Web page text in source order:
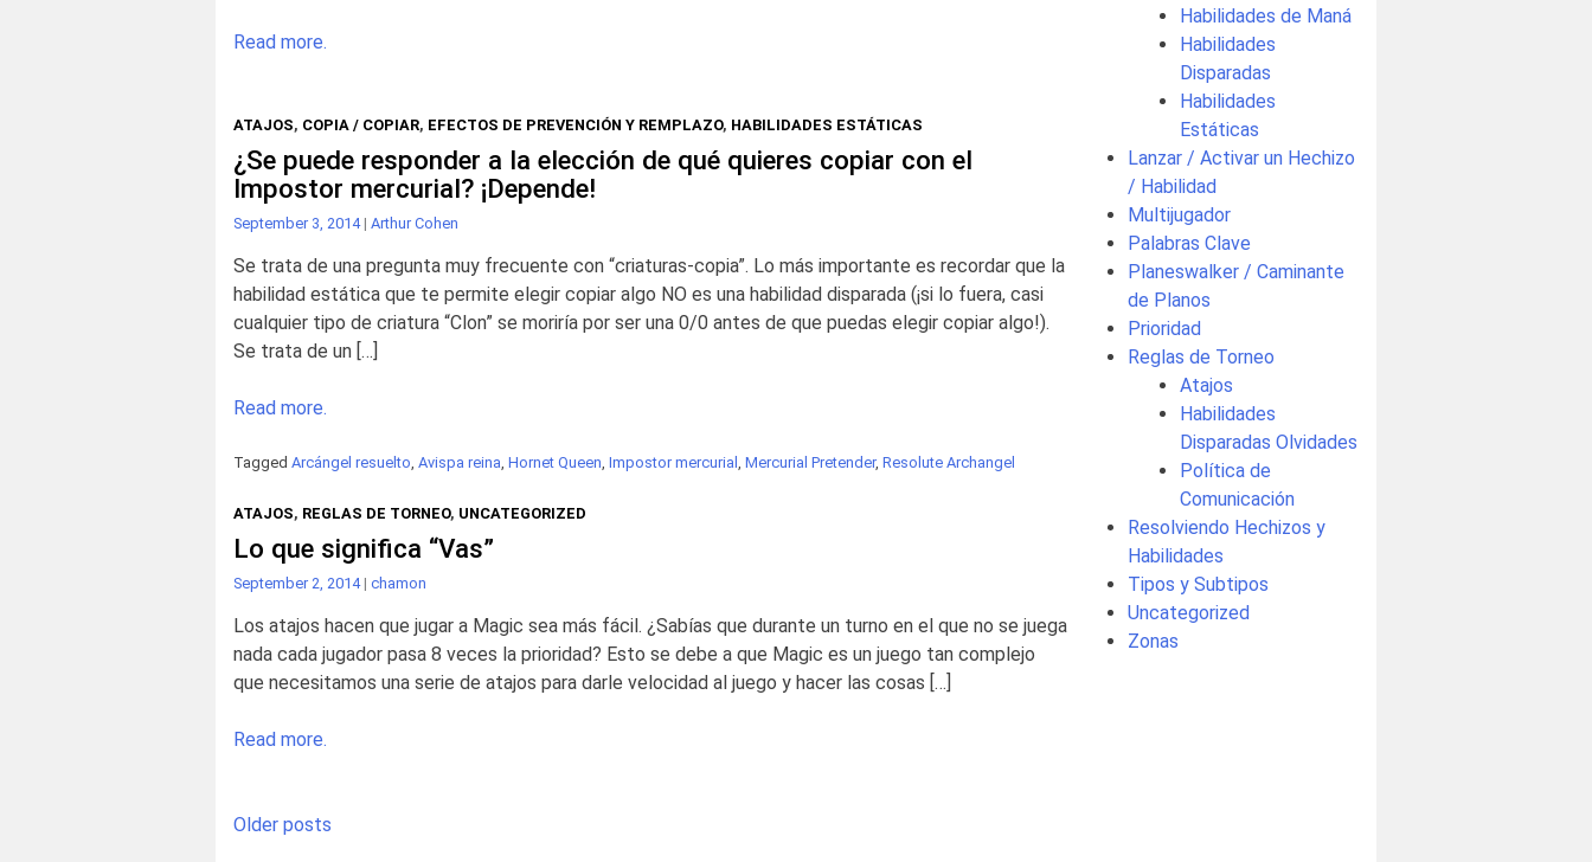
Read more.
ATAJOS, COPIA / COPIAR, EFECTOS DE PREVENCIÓN Y REMPLAZO, HABILIDADES ESTÁTICAS
¿Se puede responder a la elección de qué quieres copiar con el
Impostor mercurial? ¡Depende!
September 3, 2014 | Arthur Cohen
Se trata de una pregunta muy frecuente con “criaturas-copia”. Lo más importante es recordar que la
habilidad estática que te permite elegir copiar algo NO es una habilidad disparada (¡si lo fuera, casi
cualquier tipo de criatura “Clon” se moriría por ser una 0/0 antes de que puedas elegir copiar algo!).
Se trata de un […]
Read more.
Tagged Arcángel resuelto, Avispa reina, Hornet Queen, Impostor mercurial , Mercurial Pretender, Resolute Archangel
ATAJOS, REGLAS DE TORNEO, UNCATEGORIZED
Lo que significa “Vas”
September 2, 2014 | chamon
Los atajos hacen que jugar a Magic sea más fácil. ¿Sabías que durante un turno en el que no se juega
nada cada jugador pasa 8 veces la prioridad? Esto se debe a que Magic es un juego tan complejo
que necesitamos una serie de atajos para darle velocidad al juego y hacer las cosas […]
Read more.
Posts
Older posts
Habilidades de Maná
Habilidades
Disparadas
Habilidades
Estáticas
Lanzar / Activar un Hechizo
/ Habilidad
Multijugador
Palabras Clave
Planeswalker / Caminante
de Planos
Prioridad
Reglas de Torneo
Atajos
Habilidades
Disparadas Olvidades
Política de
Comunicación
Resolviendo Hechizos y
Habilidades
Tipos y Subtipos
Uncategorized
Zonas